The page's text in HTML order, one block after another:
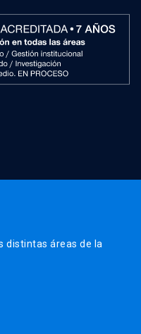
distintas áreas de la